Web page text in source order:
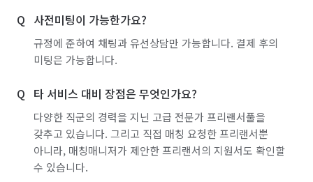
사전미팅이 가능한가요?
규정에 준하여 채팅과 유선상담만 가능합니다. 결제 후의
미팅은 가능합니다.
타 서비스 대비 장점은 무엇인가요?
다양한 직군의 경력을 지닌 고급 전문가 프리랜서풀을
갖추고 있습니다. 그리고 직접 매칭 요청한 프리랜서뿐
아니라, 매칭매니저가 제안한 프리랜서의 지원서도 확인할
수 있습니다.